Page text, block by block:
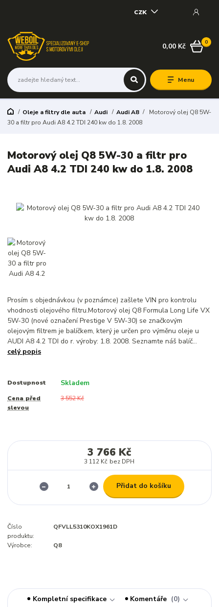
Menu
CZK
0
0,00 Kč
Oleje a filtry dle auta Audi Audi A8
Motorový olej Q8 5W-
30 a filtr pro Audi A8 4.2 TDI 240 kw do 1.8. 2008
Motorový olej Q8 5W-30 a filtr pro
Audi A8 4.2 TDI 240 kw do 1.8. 2008
Prosím s objednávkou (v poznámce) zašlete VIN pro kontrolu
vhodnosti olejového filtru.Motorový olej Q8 Formula Long Life VX
5W-30 (nové označení Prestige V 5W-30) se značkovým
olejovým filtrem je balíčkem, který je určen pro výměnu oleje u
AUDI A8 4.2 TDI do r. výroby: 1.8. 2008. Seznamte náš balíč...
celý popis
Dostupnost Skladem
Cena před
slevou
3 552 Kč
3 766 Kč
3 112 Kč bez DPH
Přidat do košíku
Číslo
produktu:
QFVLL5310KOX1961D
Výrobce: Q8
Kompletní specifikace Komentáře
0